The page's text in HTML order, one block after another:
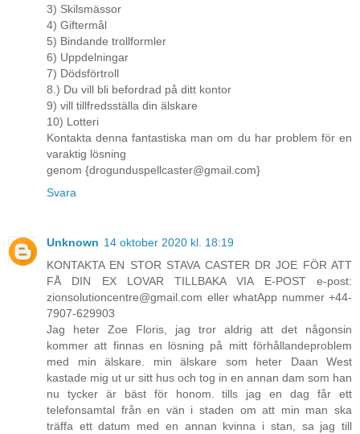
3) Skilsmässor
4) Giftermål
5) Bindande trollformler
6) Uppdelningar
7) Dödsförtroll
8.) Du vill bli befordrad på ditt kontor
9) vill tillfredsställa din älskare
10) Lotteri
Kontakta denna fantastiska man om du har problem för en
varaktig lösning
genom {drogunduspellcaster@gmail.com}
Svara
Unknown 14 oktober 2020 kl. 18:19
KONTAKTA EN STOR STAVA CASTER DR JOE FÖR ATT
FÅ DIN EX LOVAR TILLBAKA VIA E-POST e-post:
zionsolutioncentre@gmail.com eller whatApp nummer +44-
7907-629903
Jag heter Zoe Floris, jag tror aldrig att det någonsin
kommer att finnas en lösning på mitt förhållandeproblem
med min älskare. min älskare som heter Daan West
kastade mig ut ur sitt hus och tog in en annan dam som han
nu tycker är bäst för honom. tills jag en dag får ett
telefonsamtal från en vän i staden om att min man ska
träffa ett datum med en annan kvinna i stan, sa jag till